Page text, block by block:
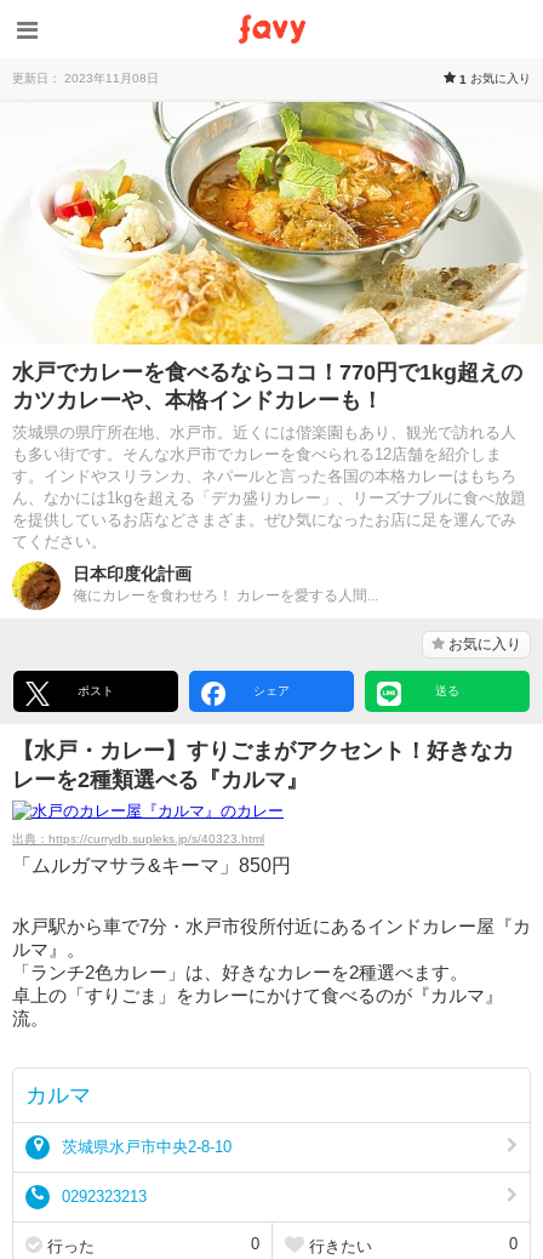
更新日： 2023年11月08日 1 お気に入り
水戸でカレーを食べるならココ！770円で1kg超えの
カツカレーや、本格インドカレーも！
茨城県の県庁所在地、水戸市。近くには偕楽園もあり、観光で訪れる人
も多い街です。そんな水戸市でカレーを食べられる12店舗を紹介しま
す。インドやスリランカ、ネパールと言った各国の本格カレーはもちろ
ん、なかには1kgを超える「デカ盛りカレー」、リーズナブルに食べ放題
を提供しているお店などさまざま。ぜひ気になったお店に足を運んでみ
てください。
日本印度化計画
俺にカレーを食わせろ！ カレーを愛する人間...
お気に入り
ポスト シェア 送る
【水戸・カレー】すりごまがアクセント！好きなカ
レーを2種類選べる『カルマ』
出典：https://currydb.supleks.jp/s/40323.html
「ムルガマサラ&キーマ」850円
水戸駅から車で7分・水戸市役所付近にあるインドカレー屋『カ
ルマ』。
「ランチ2色カレー」は、好きなカレーを2種選べます。
卓上の「すりごま」をカレーにかけて食べるのが『カルマ』
流。
カルマ
茨城県水戸市中央2-8-10
0292323213
行った 0 行きたい 0